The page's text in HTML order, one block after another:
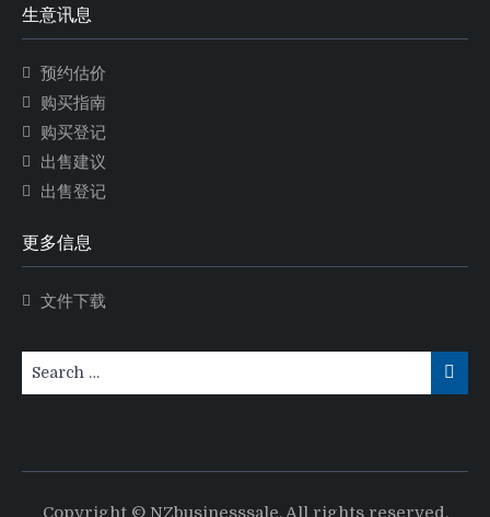
生意讯息
预约估价
购买指南
购买登记
出售建议
出售登记
更多信息
文件下载
Copyright © NZbusinesssale. All rights reserved.